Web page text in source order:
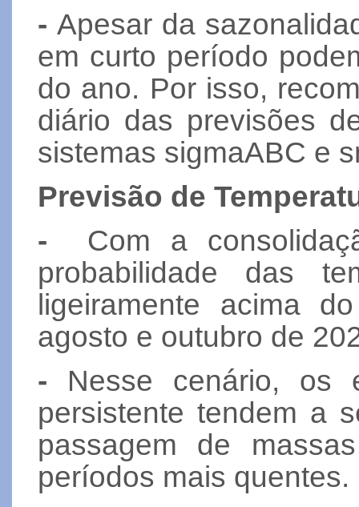
- Apesar da
em curto período
do ano. Por isso,
diário das previsões
sistemas sigmaABC e
Previsão de
-
Com a
probabilidade das
ligeiramente acima
agosto e outubro de
- Nesse cenário, os
persistente tendem a
passagem de
períodos mais quentes.